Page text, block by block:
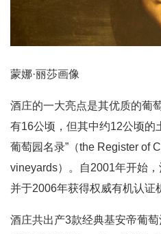
蒙娜·丽莎画像
酒庄的一大亮点是其优质的葡
有16公顷，但其中约12公顷的
葡萄园名录”（the Register of
vineyards）。自2001年开始，
并于2006年获得权威有机认证
酒庄共出产3款经典基安帝葡